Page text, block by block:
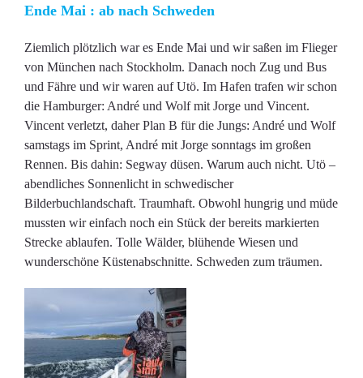
Ende Mai : ab nach Schweden
Ziemlich plötzlich war es Ende Mai und wir saßen im Flieger
von München nach Stockholm. Danach noch Zug und Bus
und Fähre und wir waren auf Utö. Im Hafen trafen wir schon
die Hamburger: André und Wolf mit Jorge und Vincent.
Vincent verletzt, daher Plan B für die Jungs: André und Wolf
samstags im Sprint, André mit Jorge sonntags im großen
Rennen. Bis dahin: Segway düsen. Warum auch nicht. Utö –
abendliches Sonnenlicht in schwedischer
Bilderbuchlandschaft. Traumhaft. Obwohl hungrig und müde
mussten wir einfach noch ein Stück der bereits markierten
Strecke ablaufen. Tolle Wälder, blühende Wiesen und
wunderschöne Küstenabschnitte. Schweden zum träumen.